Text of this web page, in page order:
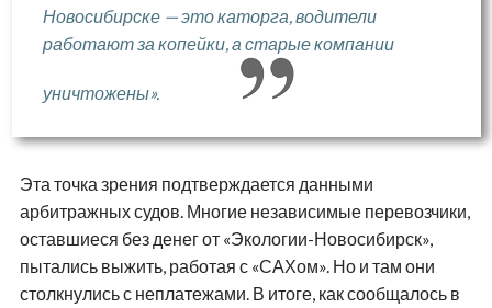
Новосибирске — это каторга, водители
работают за копейки, а старые компании
уничтожены».
Эта точка зрения подтверждается данными
арбитражных судов. Многие независимые перевозчики,
оставшиеся без денег от «Экологии-Новосибирск»,
пытались выжить, работая с «САХом». Но и там они
столкнулись с неплатежами. В итоге, как сообщалось в